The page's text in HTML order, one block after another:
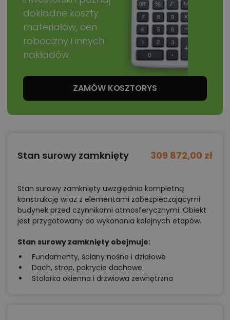
dokładne koszty
materiałów, cen
robocizny i innych
nakładów.
ZAMÓW KOSZTORYS
Stan surowy zamknięty 309 872,00 zł
Stan surowy zamknięty uwzględnia kompletną
konstrukcję wraz z elementami zabezpieczającymi
budynek przed czynnikami atmosferycznymi. Obiekt
jest przygotowany do wykonania kolejnych etapów.
Stan surowy zamknięty obejmuje:
Fundamenty, ściany nośne i działowe
Dach, strop, pokrycie dachowe
Stolarka okienna i drzwiowa zewnętrzna